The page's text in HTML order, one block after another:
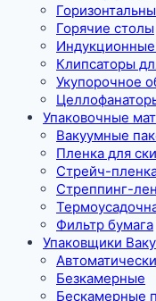
Горячие столы
Клипсаторы
Укупорочное
Упаковочные
Вакуумные
Пленка для
Стрейч-
Стреппинг-
Фильтр бумага
Упаковщики
Безкамерные
Бескамерные